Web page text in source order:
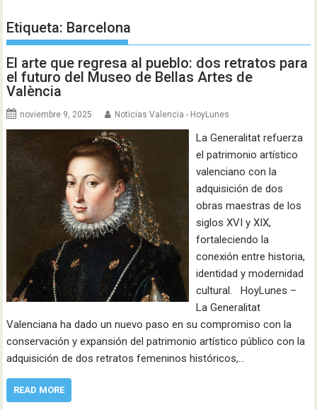
Etiqueta: Barcelona
El arte que regresa al pueblo: dos retratos para
el futuro del Museo de Bellas Artes de
València
noviembre 9, 2025 Noticias Valencia - HoyLunes
La Generalitat refuerza
el patrimonio artístico
valenciano con la
adquisición de dos
obras maestras de los
siglos XVI y XIX,
fortaleciendo la
conexión entre historia,
identidad y modernidad
cultural. HoyLunes –
La Generalitat
Valenciana ha dado un nuevo paso en su compromiso con la
conservación y expansión del patrimonio artístico público con la
adquisición de dos retratos femeninos históricos,…
READ MORE